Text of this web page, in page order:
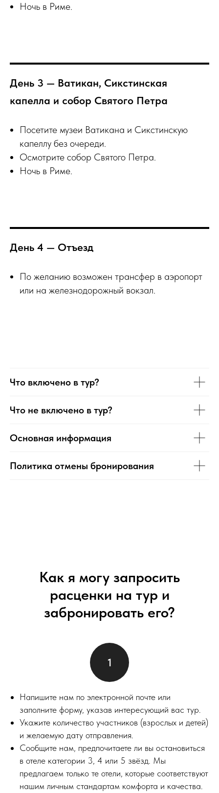
Ночь в Риме.
День 3 — Ватикан, Сикстинская
капелла и собор Святого Петра
Посетите музеи Ватикана и Сикстинскую
капеллу без очереди.
Осмотрите собор Святого Петра.
Ночь в Риме.
День 4 — Отъезд
По желанию возможен трансфер в аэропорт
или на железнодорожный вокзал.
Что включено в тур?
Что не включено в тур?
Основная информация
Политика отмены бронирования
Как я могу запросить
расценки на тур и
забронировать его?
Напишите нам по электронной почте или
заполните форму, указав интересующий вас тур.
Укажите количество участников (взрослых и детей)
и желаемую дату отправления.
Сообщите нам, предпочитаете ли вы остановиться
в отеле категории 3, 4 или 5 звёзд. Мы
предлагаем только те отели, которые соответствуют
нашим личным стандартам комфорта и качества.